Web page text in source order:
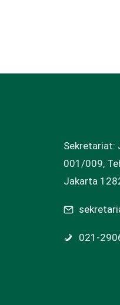
Sekretariat:
001/009,
Jakarta
021-